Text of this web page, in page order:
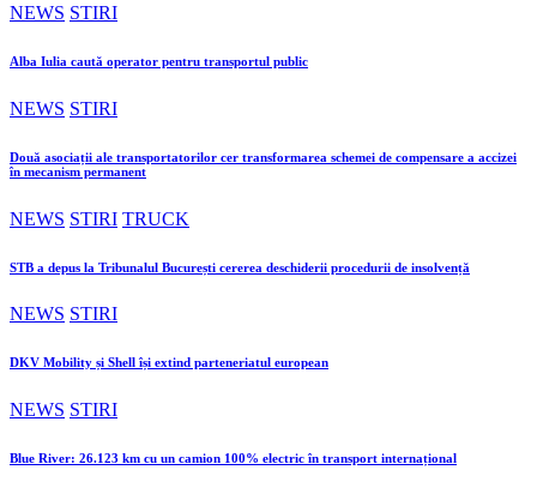
NEWS STIRI
Alba Iulia caută operator pentru transportul public
NEWS STIRI
Două asociații ale transportatorilor cer transformarea schemei de compensare a accizei
în mecanism permanent
NEWS STIRI TRUCK
STB a depus la Tribunalul București cererea deschiderii procedurii de insolvență
NEWS STIRI
DKV Mobility și Shell își extind parteneriatul european
NEWS STIRI
Blue River: 26.123 km cu un camion 100% electric în transport internațional